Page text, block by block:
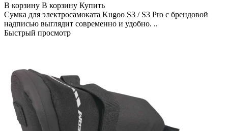
В корзину В корзину Купить
Сумка для электросамоката Kugoo S3 / S3 Pro с брендовой
надписью выглядит современно и удобно. ..
Быстрый просмотр